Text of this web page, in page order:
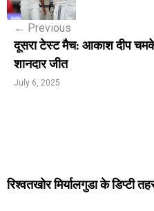
s
n
a
a
← Previous
दूसरा टेस्ट मैच: आकाश दीप
शानदार जीत
July 6, 2025
रिश्वतखोर मिर्यालगुडा के डिप्टी